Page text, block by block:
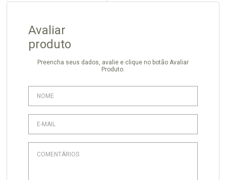
Avaliar
produto
Preencha seus dados, avalie e clique no botão Avaliar
Produto.